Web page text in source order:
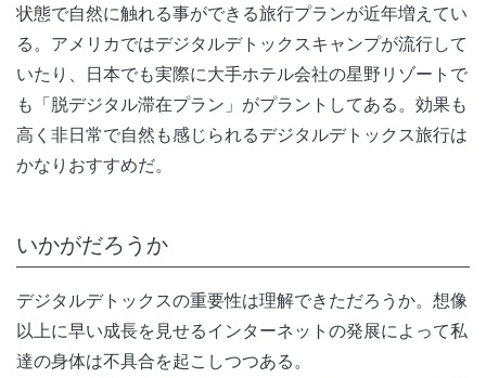
状態で自然に触れる事ができる旅行プランが近年増えてい
る。アメリカではデジタルデトックスキャンプが流行して
いたり、日本でも実際に大手ホテル会社の星野リゾートで
も「脱デジタル滞在プラン」がプラントしてある。効果も
高く非日常で自然も感じられるデジタルデトックス旅行は
かなりおすすめだ。
いかがだろうか
デジタルデトックスの重要性は理解できただろうか。想像
以上に早い成長を見せるインターネットの発展によって私
達の身体は不具合を起こしつつある。